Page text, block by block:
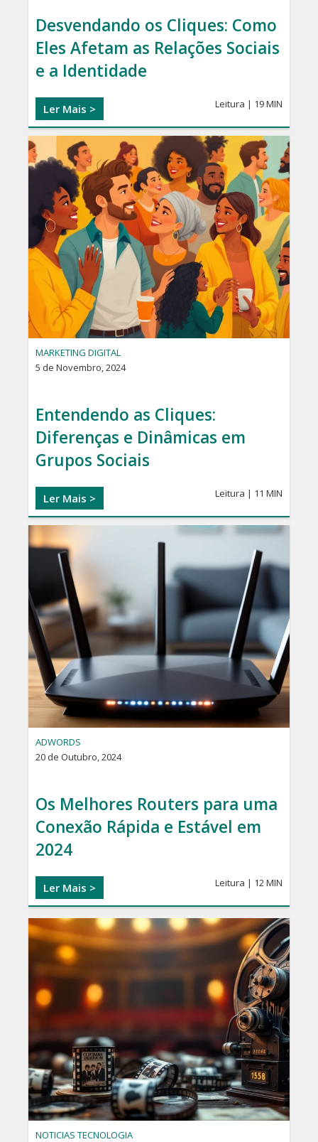
Desvendando os Cliques: Como
Eles Afetam as Relações Sociais
e a Identidade
Ler Mais > Leitura | 19 MIN
MARKETING DIGITAL
5 de Novembro, 2024
Entendendo as Cliques:
Diferenças e Dinâmicas em
Grupos Sociais
Ler Mais > Leitura | 11 MIN
ADWORDS
20 de Outubro, 2024
Os Melhores Routers para uma
Conexão Rápida e Estável em
2024
Ler Mais > Leitura | 12 MIN
NOTICIAS TECNOLOGIA